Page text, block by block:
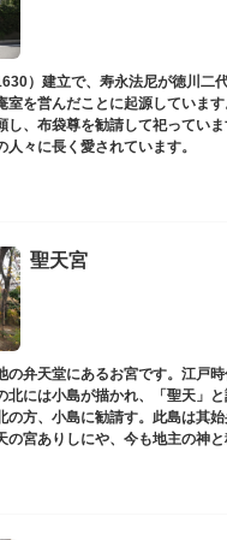
躋寿館跡 浅草医学館跡」に関
ん。
）建立で、寿永法尼が徳川二
室を営んだことに起源していま
し、布袋尊を勧請して祀ってい
々に長く愛されています。
聖天宮
の弁天堂にあるお宮です。江戸
北には小島が描かれ、「聖天」と
の方、小島に勧請す。此島は其
宮ありしにや、今も地主の神と